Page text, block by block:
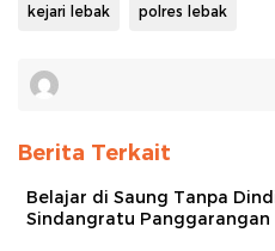
kejari lebak polres lebak
Berita Terkait
Belajar di Saung Tanpa
Sindangratu Panggarangan